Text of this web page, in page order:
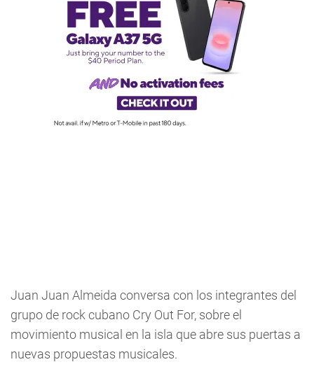
Juan Juan Almeida conversa con los integrantes del
grupo de rock cubano Cry Out For, sobre el
movimiento musical en la isla que abre sus puertas a
nuevas propuestas musicales.